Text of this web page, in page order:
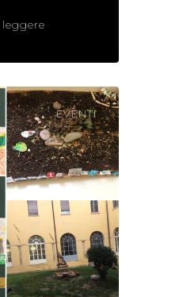
EVENTI